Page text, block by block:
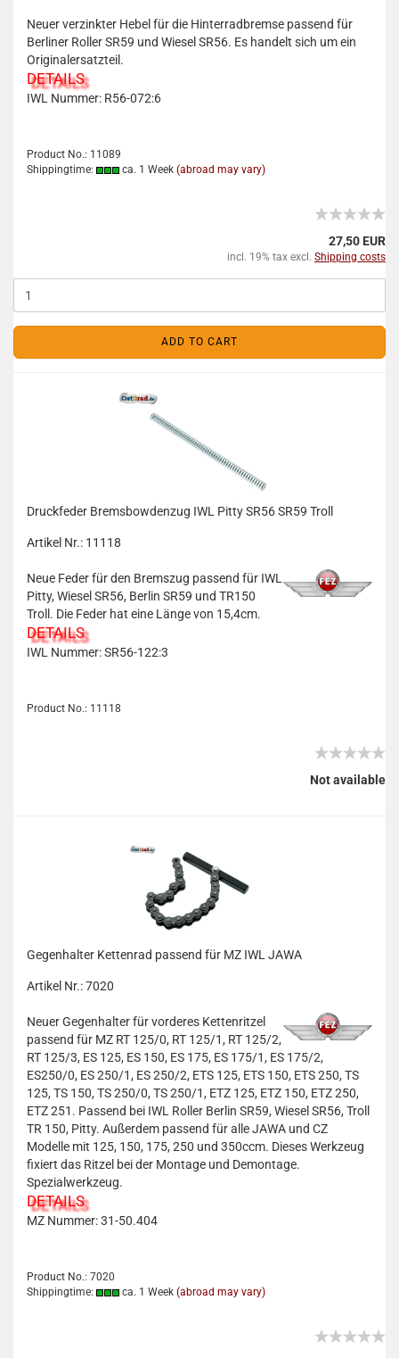
Neuer verzinkter Hebel für die Hinterradbremse passend für
Berliner Roller SR59 und Wiesel SR56. Es handelt sich um ein
Originalersatzteil.
DETAILS
IWL Nummer: R56-072:6
Product No.: 11089
Shippingtime:
ca. 1 Week (abroad may vary)
27,50 EUR
incl. 19% tax excl. Shipping costs
ADD TO CART
Druckfeder Bremsbowdenzug IWL Pitty SR56 SR59 Troll
Artikel Nr.: 11118
Neue Feder für den Bremszug passend für IWL
Pitty, Wiesel SR56, Berlin SR59 und TR150
Troll. Die Feder hat eine Länge von 15,4cm.
DETAILS
IWL Nummer: SR56-122:3
Product No.: 11118
Not available
Gegenhalter Kettenrad passend für MZ IWL JAWA
Artikel Nr.: 7020
Neuer Gegenhalter für vorderes Kettenritzel
passend für MZ RT 125/0, RT 125/1, RT 125/2,
RT 125/3, ES 125, ES 150, ES 175, ES 175/1, ES 175/2,
ES250/0, ES 250/1, ES 250/2, ETS 125, ETS 150, ETS 250, TS
125, TS 150, TS 250/0, TS 250/1, ETZ 125, ETZ 150, ETZ 250,
ETZ 251. Passend bei IWL Roller Berlin SR59, Wiesel SR56, Troll
TR 150, Pitty. Außerdem passend für alle JAWA und CZ
Modelle mit 125, 150, 175, 250 und 350ccm. Dieses Werkzeug
fixiert das Ritzel bei der Montage und Demontage.
Spezialwerkzeug.
DETAILS
MZ Nummer: 31-50.404
Product No.: 7020
Shippingtime:
ca. 1 Week (abroad may vary)